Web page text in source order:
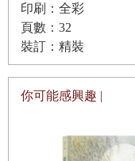
到過去漁港的照片
白色相間的素雅建
的美感打量起這些
屋的附近，都可以
傳，對於當地已經
印刷：全彩
頁數：32
裝訂：精裝
你可能感興趣 |